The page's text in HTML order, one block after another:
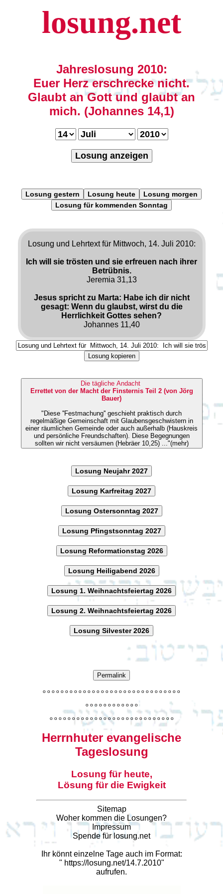
losung.net
Jahreslosung 2010:
Euer Herz erschrecke nicht.
Glaubt an Gott und glaubt an
mich. (Johannes 14,1)
Losung anzeigen
Losung gestern Losung heute
Losung morgen
Losung für kommenden Sonntag
Losung und Lehrtext für Mittwoch, 14. Juli 2010:
Ich will sie trösten und sie erfreuen nach ihrer
Betrübnis.
Jeremia 31,13
Jesus spricht zu Marta: Habe ich dir nicht
gesagt: Wenn du glaubst, wirst du die
Herrlichkeit Gottes sehen?
Johannes 11,40
Losung kopieren
Die tägliche Andacht
Errettet von der Macht der Finsternis Teil 2 (von Jörg
Bauer)
"Diese ''Festmachung'' geschieht praktisch durch
regelmäßige Gemeinschaft mit Glaubensgeschwistern in
einer räumlichen Gemeinde oder auch außerhalb (Hauskreis
und persönliche Freundschaften). Diese Begegnungen
sollten wir nicht versäumen (Hebräer 10,25) ..."(mehr)
Losung Neujahr 2027
Losung Karfreitag 2027
Losung Ostersonntag 2027
Losung Pfingstsonntag 2027
Losung Reformationstag 2026
Losung Heiligabend 2026
Losung 1. Weihnachtsfeiertag 2026
Losung 2. Weihnachtsfeiertag 2026
Losung Silvester 2026
Permalink
o o o o o o o o o o o o o o o o o o o o o o o o o o o o o o o
o o o o o o o o o o o o
o o o o o o o o o o o o o o o o o o o o o o o o o o o o
Herrnhuter evangelische
Tageslosung
Losung für heute,
Lösung für die Ewigkeit
Sitemap
Woher kommen die Losungen?
Impressum
Spende für losung.net
Ihr könnt einzelne Tage auch im Format:
" https://losung.net/14.7.2010"
aufrufen.